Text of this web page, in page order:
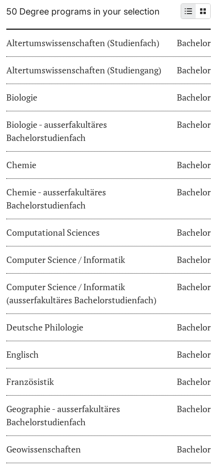
PhD Candidates
Donors & Alumni
Further information
Lecturers
Informations, Events & Get a Taste
Student Advice Center
Academic Advice
In My Studies
Course Directory
Course Registration
Dates
Documents & Verification
Welcome to the University of Basel
Mobility
Course Auditors
Student Life
Campus Stories
Advice & Support
Continuing Education
University
50 Degree programs in your selection
Altertumswissenschaften (Studienfach) Bachelor
Altertumswissenschaften (Studiengang) Bachelor
Biologie Bachelor
Biologie - ausserfakultäres
Bachelorstudienfach
Bachelor
Chemie Bachelor
Chemie - ausserfakultäres
Bachelorstudienfach
Bachelor
Computational Sciences Bachelor
Computer Science / Informatik Bachelor
Computer Science / Informatik
(ausserfakultäres Bachelorstudienfach)
Bachelor
Deutsche Philologie Bachelor
Englisch Bachelor
Französistik Bachelor
Geographie - ausserfakultäres
Bachelorstudienfach
Bachelor
Geowissenschaften Bachelor